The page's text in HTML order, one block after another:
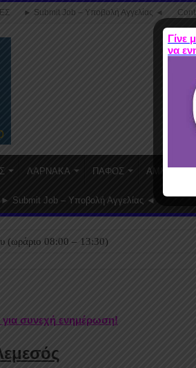
► Submit Job – Υποβολή Αγγελίας ◄
ΛΑΡΝΑΚΑ ΠΑΦΟΣ
► Submit Job – Υποβολή Αγγελίας ◄
(ωράριο 08:00 – 13:30)
για συνεχή ενημέρωση!
Γίνε
να